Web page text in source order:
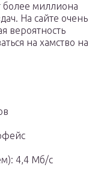
более миллиона
На сайте очень
вероятность
на хамство на
4,4 Мб/с